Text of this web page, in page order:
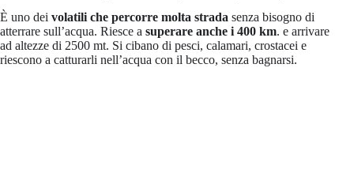
È uno dei volatili che percorre molta strada senza bisogno di
atterrare sull’acqua. Riesce a superare anche i 400 km. e arrivare
ad altezze di 2500 mt. Si cibano di pesci, calamari, crostacei e
riescono a catturarli nell’acqua con il becco, senza bagnarsi.